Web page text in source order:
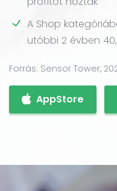
A Shop
utóbbi 2 évben
Forrás: Sensor Tower,
AppStore